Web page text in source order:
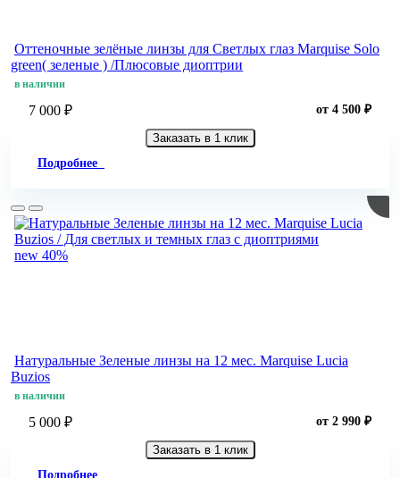
Оттеночные зелёные линзы для Светлых глаз Marquise Solo
green( зеленые ) /Плюсовые диоптрии
в наличии
7 000 ₽ от 4 500 ₽
Заказать в 1 клик
Подробнее
new 40%
Натуральные Зеленые линзы на 12 мес. Marquise Lucia
Buzios
в наличии
5 000 ₽ от 2 990 ₽
Заказать в 1 клик
Подробнее